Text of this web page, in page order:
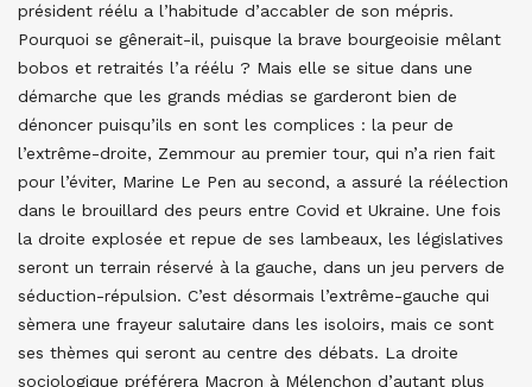
président réélu a l’habitude d’accabler de son mépris.
Pourquoi se gênerait-il, puisque la brave bourgeoisie mêlant
bobos et retraités l’a réélu ? Mais elle se situe dans une
démarche que les grands médias se garderont bien de
dénoncer puisqu’ils en sont les complices : la peur de
l’extrême-droite, Zemmour au premier tour, qui n’a rien fait
pour l’éviter, Marine Le Pen au second, a assuré la réélection
dans le brouillard des peurs entre Covid et Ukraine. Une fois
la droite explosée et repue de ses lambeaux, les législatives
seront un terrain réservé à la gauche, dans un jeu pervers de
séduction-répulsion. C’est désormais l’extrême-gauche qui
sèmera une frayeur salutaire dans les isoloirs, mais ce sont
ses thèmes qui seront au centre des débats. La droite
sociologique préférera Macron à Mélenchon d’autant plus